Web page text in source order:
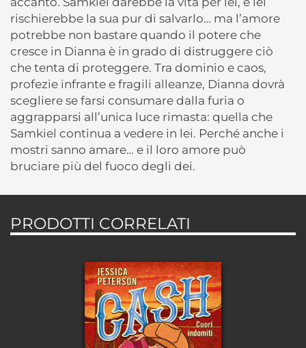
rischierebbe la sua pur di salvarlo… ma l’amore
potrebbe non bastare quando il potere che
cresce in Dianna è in grado di distruggere ciò
che tenta di proteggere. Tra dominio e caos,
profezie infrante e fragili alleanze, Dianna dovrà
scegliere se farsi consumare dalla furia o
aggrapparsi all’unica luce rimasta: quella che
Samkiel continua a vedere in lei. Perché anche i
mostri sanno amare… e il loro amore può
bruciare più del fuoco degli dei.
PRODOTTI CORRELATI